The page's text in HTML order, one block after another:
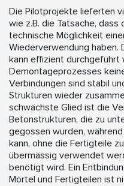
Die Pilotprojekte lieferten
wie z.B. die Tatsache,
technische Möglichkeit
Wiederverwendung haben.
kann effizient durchgeführt
Demontageprozesses
Verbindungen sind stabil
Strukturen wieder
schwächste Glied ist die
Betonstrukturen, die zu
gegossen wurden,
kann, ohne die Fertigteile
übermässig verwendet
benötigt wird. Ein
Mörtel und Fertigteilen ist